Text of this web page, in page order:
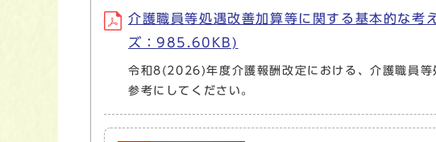
介護職員等処遇改善加算等に関する基本的な
ズ：985.60KB)
令和8(2026)年度介護報酬改定における、介護職員等
参考にしてください。